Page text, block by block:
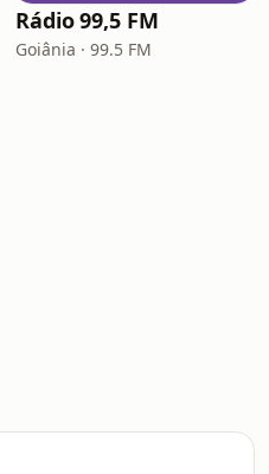
Rádio 99,5 FM
Goiânia · 99.5 FM